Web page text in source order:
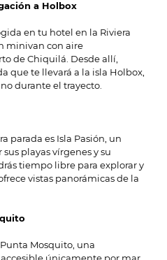
a Holbox
en tu hotel en la Riviera
minivan con aire
de Chiquilá. Desde allí,
que te llevará a la isla Holbox,
durante el trayecto.
parada es Isla Pasión, un
playas vírgenes y su
tiempo libre para explorar y
vistas panorámicas de la
Mosquito, una